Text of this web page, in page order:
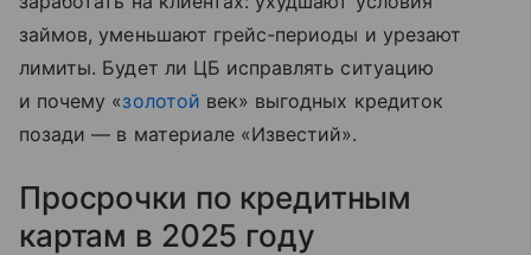
займов, уменьшают грейс-периоды и урезают
лимиты. Будет ли ЦБ исправлять ситуацию
и почему «золотой век» выгодных кредиток
позади — в материале «Известий».
Просрочки по кредитным
картам в 2025 году